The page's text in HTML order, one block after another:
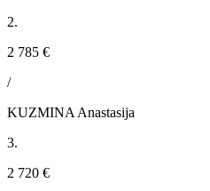
2.
2 785 €
/
KUZMINA Anastasija
3.
2 720 €